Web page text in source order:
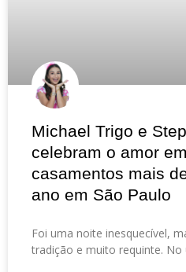
Michael Trigo e
celebram o amor
casamentos mais
ano em São Paulo
Foi uma noite inesquecível,
tradição e muito requinte. No